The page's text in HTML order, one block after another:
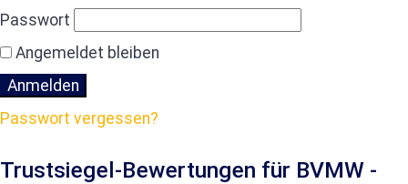
Passwort
Angemeldet bleiben
Passwort vergessen?
Trustsiegel-Bewertungen für BVMW -